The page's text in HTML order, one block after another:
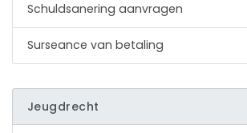
Schuldsanering aanvragen
Surseance van betaling
Jeugdrecht